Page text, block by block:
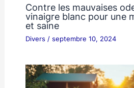
Contre les mauvaises
vinaigre blanc pour une
et saine
Divers / septembre 10, 2024